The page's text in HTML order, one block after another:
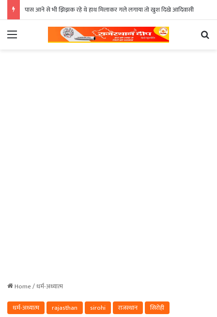
पास आने से भी झिझक रहे थे हाथ मिलाकर गले लगाया तो खुश दिखे आदिवासी
Menu
Home/धर्म-अध्यात्म
धर्म-अध्यात्म
rajasthan sirohi राजस्थान सिरोही